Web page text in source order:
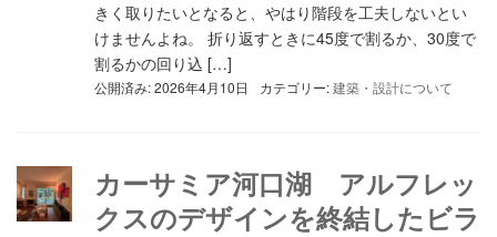
きく取りたいとなると、やはり階段を工夫しないとい
けませんよね。 折り返すときに45度で割るか、30度で
割るかの回り込 […]
公開済み: 2026年4月10日 カテゴリー:建築・設計について
カーサミア河口湖 アルフレッ
クスのデザインを終結したビラ